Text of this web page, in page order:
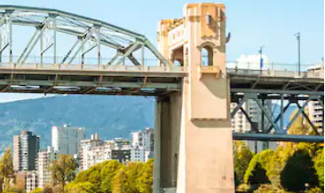
pour les parcourir ou en appuyant et en faisant glisser.